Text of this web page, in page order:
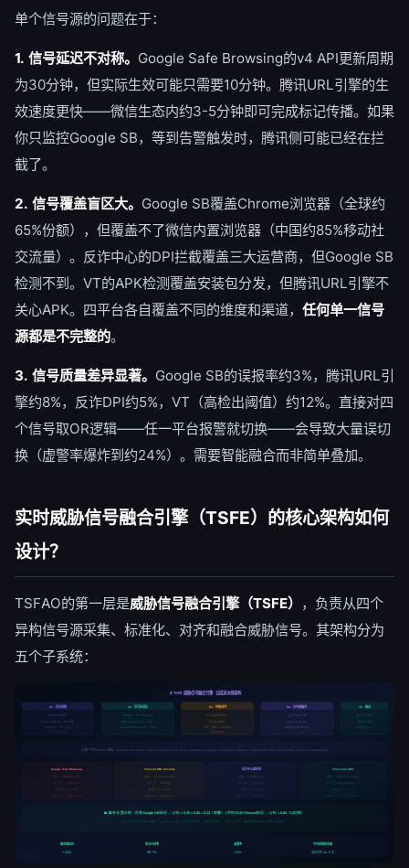
单个信号源的问题在于：
1. 信号延迟不对称。 Google Safe Browsing的v4 API更新周期
为30分钟，但实际生效可能只需要10分钟。腾讯URL引擎的生
效速度更快——微信生态内约3-5分钟即可完成标记传播。如果
你只监控Google SB，等到告警触发时，腾讯侧可能已经在拦
截了。
2. 信号覆盖盲区大。 Google SB覆盖Chrome浏览器（全球约
65%份额），但覆盖不了微信内置浏览器（中国约85%移动社
交流量）。反诈中心的DPI拦截覆盖三大运营商，但Google SB
检测不到。VT的APK检测覆盖安装包分发，但腾讯URL引擎不
关心APK。四平台各自覆盖不同的维度和渠道， 任何单一信号
源都是不完整的。
3. 信号质量差异显著。 Google SB的误报率约3%，腾讯URL引
擎约8%，反诈DPI约5%，VT（高检出阈值）约12%。直接对四
个信号取OR逻辑——任一平台报警就切换——会导致大量误切
换（虚警率爆炸到约24%）。需要智能融合而非简单叠加。
实时威胁信号融合引擎（TSFE）的核心架构如何
设计？
TSFAO的第一层是威胁信号融合引擎（TSFE） ，负责从四个
异构信号源采集、标准化、对齐和融合威胁信号。其架构分为
五个子系统：
🔬 TSFE 威胁信号融合引擎 · 五层流水线架构
S1 · 信号采集
4路API并发轮询
Google SB v4 · 30s周期
Tencent · VT · 反诈
S2 · 信号标准化
异构格式→统一Schema
GSB threatType → [0,1]
Tencent RiskLevel → [0,1]
S3 · 时间对齐
不同采集周期同步
时间衰减补偿
最早→最晚 ≤ 60s窗口
S4 · 贝叶斯融合
后验置信度计算
P(H|E₁,E₂,E₃,E₄)
权重矩阵W动态更新
S5 · 输出
UTS ∈ [0,1]
4维信号向量
趋势标记↑→↓
📋 统一信号Schema结构：{domain, timestamp, signals: [{source, raw_value, normalized_score, confidence, latency_ms}], fusion: {uts, vector, trend, decision_timestamp}}
Google Safe Browsing
原始 → Safe/Unsafe
归一化 → {0.0, 1.0}
权重 w_g = 0.35
Tencent URL Security
原始 → RiskLevel 0-3
归一化 → level/3
权重 w_t = 0.30
反诈中心黑名单
原始 → In/Out List
归一化 → {0.0, 1.0}
权重 w_a = 0.20
VirusTotal APK
原始 → detection_ratio
归一化 → min(ratio/0.3, 1)
权重 w_v = 0.15
📊 融合决策示例：仅有Google SB标记 → UTS = 0.35 × 0.35 = 0.12（预警） | 同时GSB+Tencent标记 → UTS ≈ 0.65（L2切换）
GSB+Tencent+反诈三路标记 → UTS ≈ 0.91（L3全链路重建） | 四路同时标记 → UTS ≈ 0.98（触发运维紧急响应+通知人工复核）
端到端延迟
< 3.0s
联合召回率
98.7%
虚警率
< 5%
平均预警提前量
42分钟 vs 人工